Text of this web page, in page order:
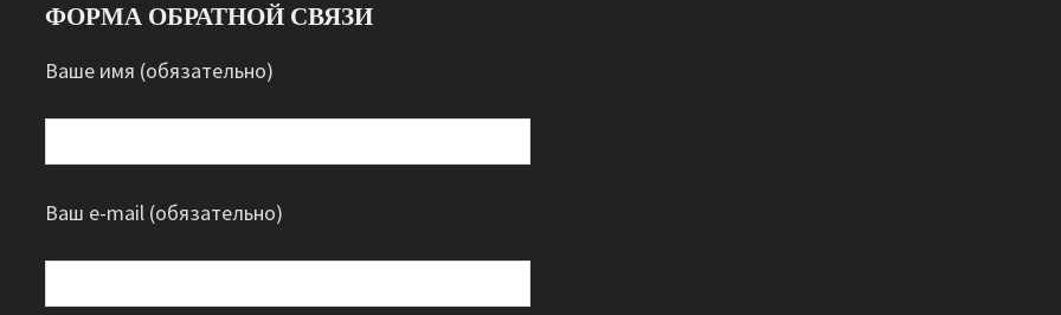
ФОРМА ОБРАТНОЙ СВЯЗИ
Ваше имя (обязательно)
Ваш e-mail (обязательно)